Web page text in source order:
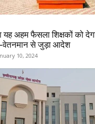
यह अहम फैसला शिक्षकों को
वेतनमान से जुड़ा आदेश
10, 2024